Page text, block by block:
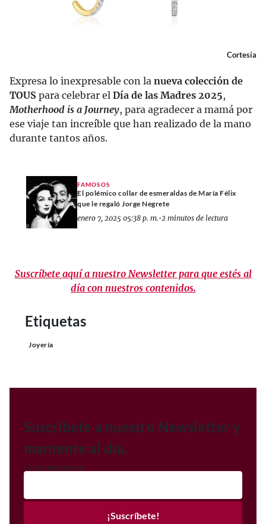
Cortesía
Expresa lo inexpresable con la nueva colección de
TOUS para celebrar el Día de las Madres 2025,
Motherhood is a Journey, para agradecer a mamá por
ese viaje tan increíble que han realizado de la mano
durante tantos años.
FAMOSOS
El polémico collar de esmeraldas de María Félix
que le regaló Jorge Negrete
enero 7, 2025 05:38 p. m.•2 minutos de lectura
Suscríbete aquí a nuestro Newsletter para que estés al
día con nuestros contenidos.
Etiquetas
Joyería
Suscríbete a nuestro Newsletter y
mantente al día.
Correo electrónico
¡Suscríbete!